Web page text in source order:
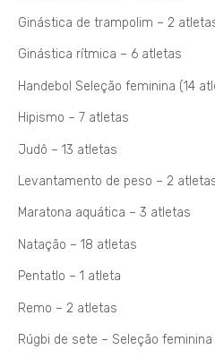
Ginástica de trampolim – 2
Ginástica rítmica – 6 atletas
Handebol Seleção feminina (14
Hipismo – 7 atletas
Judô – 13 atletas
Levantamento de peso – 2
Maratona aquática – 3 atletas
Natação – 18 atletas
Pentatlo – 1 atleta
Remo – 2 atletas
Rúgbi de sete – Seleção feminina